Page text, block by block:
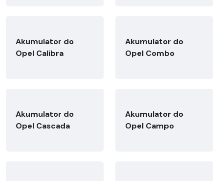
Akumulator do
Opel Calibra
Akumulator do
Opel Combo
Akumulator do
Opel Cascada
Akumulator do
Opel Campo